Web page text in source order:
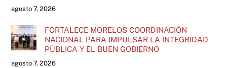
agosto 7, 2026
FORTALECE MORELOS COORDINACIÓN
NACIONAL PARA IMPULSAR LA INTEGRIDAD
PÚBLICA Y EL BUEN GOBIERNO
agosto 7, 2026